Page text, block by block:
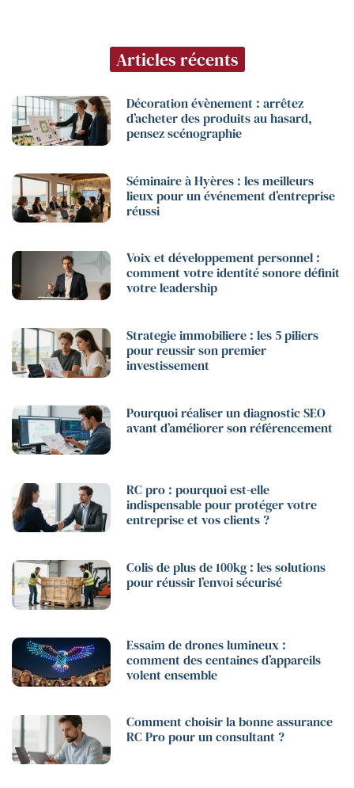
Articles récents
Décoration évènement : arrêtez
d’acheter des produits au hasard,
pensez scénographie
Séminaire à Hyères : les meilleurs
lieux pour un événement d’entreprise
réussi
Voix et développement personnel :
comment votre identité sonore définit
votre leadership
Strategie immobiliere : les 5 piliers
pour reussir son premier
investissement
Pourquoi réaliser un diagnostic SEO
avant d’améliorer son référencement
RC pro : pourquoi est-elle
indispensable pour protéger votre
entreprise et vos clients ?
Colis de plus de 100kg : les solutions
pour réussir l’envoi sécurisé
Essaim de drones lumineux :
comment des centaines d’appareils
volent ensemble
Comment choisir la bonne assurance
RC Pro pour un consultant ?